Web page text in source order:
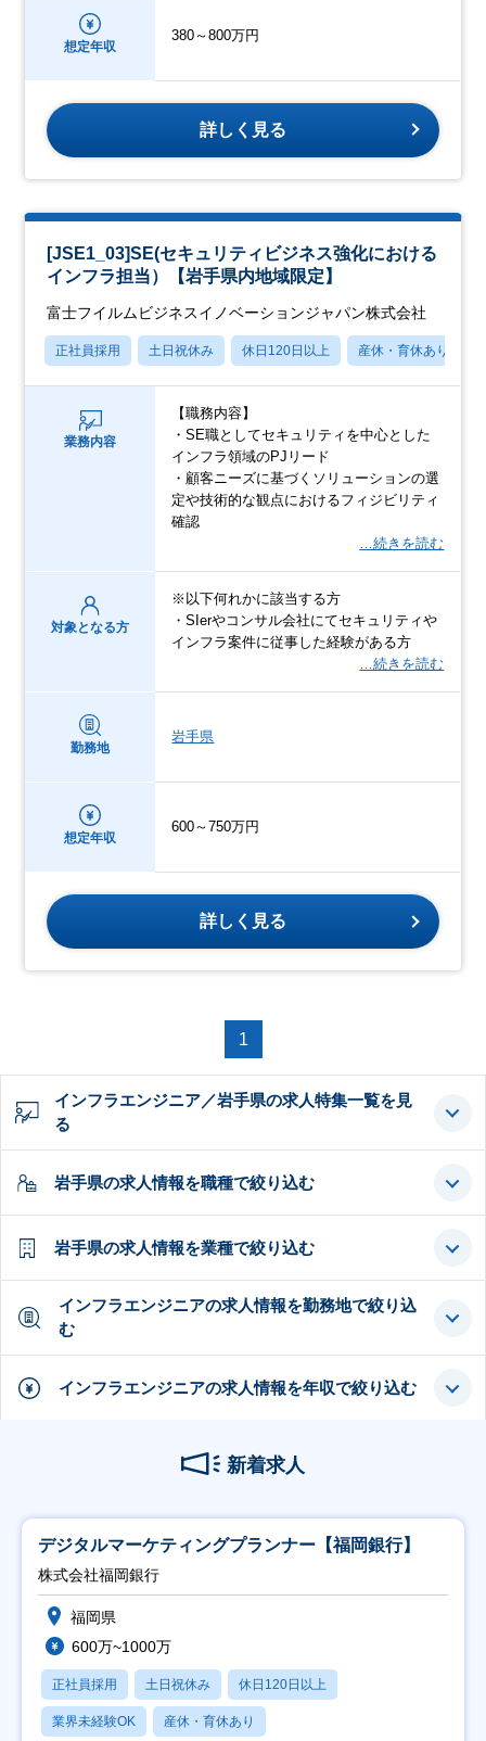
想定年収
380～800万円
詳しく見る
[JSE1_03]SE(セキュリティビジネス強化における
インフラ担当）【岩手県内地域限定】
富士フイルムビジネスイノベーションジャパン株式会社
正社員採用 土日祝休み 休日120日以上 産休・育休あり
業務内容
【職務内容】
・SE職としてセキュリティを中心とした
インフラ領域のPJリード
・顧客ニーズに基づくソリューションの選
定や技術的な観点におけるフィジビリティ
確認
…続きを読む
対象となる方
※以下何れかに該当する方
・SIerやコンサル会社にてセキュリティや
インフラ案件に従事した経験がある方
…続きを読む
勤務地
岩手県
想定年収
600～750万円
詳しく見る
1
インフラエンジニア／岩手県の求人特集一覧を見
る
岩手県の求人情報を職種で絞り込む
岩手県の求人情報を業種で絞り込む
インフラエンジニアの求人情報を勤務地で絞り込
む
インフラエンジニアの求人情報を年収で絞り込む
新着求人
デジタルマーケティングプランナー【福岡銀行】
株式会社福岡銀行
福岡県
600万~1000万
正社員採用 土日祝休み 休日120日以上
業界未経験OK 産休・育休あり